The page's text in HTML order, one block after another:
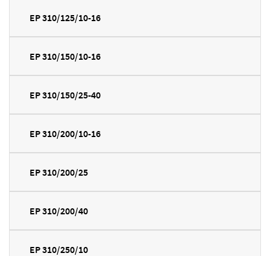
EP 310/125/10-16
EP 310/150/10-16
EP 310/150/25-40
EP 310/200/10-16
EP 310/200/25
EP 310/200/40
EP 310/250/10